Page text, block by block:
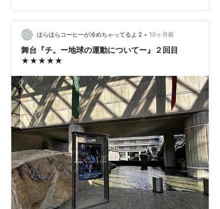
した。」とカミロ吉柳咲良ちゃん。【場当たり用】 #舞
台チ球の運動につい…
ほらほらコーヒーが冷めちゃってるよ 2 • 10ヶ月前
舞台『チ。ー地球の運動についてー』２回目
★★★★★